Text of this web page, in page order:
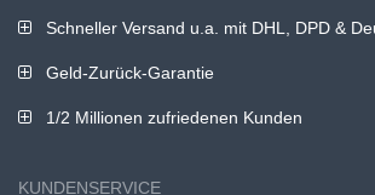
Schneller Versand u.a. mit DHL, DPD &
Geld-Zurück-Garantie
1/2 Millionen zufriedenen Kunden
KUNDENSERVICE